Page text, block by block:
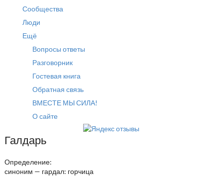
Сообщества
Люди
Ещё
Вопросы ответы
Разговорник
Гостевая книга
Обратная связь
ВМЕСТЕ МЫ СИЛА!
О сайте
Галдарь
Определение:
синоним — гардал: горчица